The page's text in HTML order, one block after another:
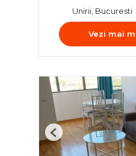
Unirii, Bucuresti
Vezi mai
Previous